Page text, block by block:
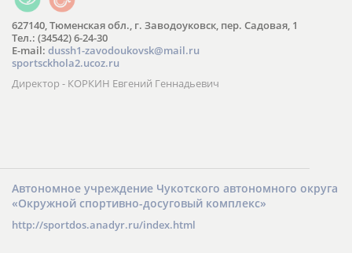
627140, Тюменская обл., г. Заводоуковск, пер. Садовая, 1
Тел.: (34542) 6-24-30
​E-mail: dussh1-zavodoukovsk@mail.ru
sportsckhola2.ucoz.ru
Директор - КОРКИН Евгений Геннадьевич
Автономное учреждение Чукотского автономного округа
«Окружной спортивно-досуговый комплекс»
http://sportdos.anadyr.ru/index.html